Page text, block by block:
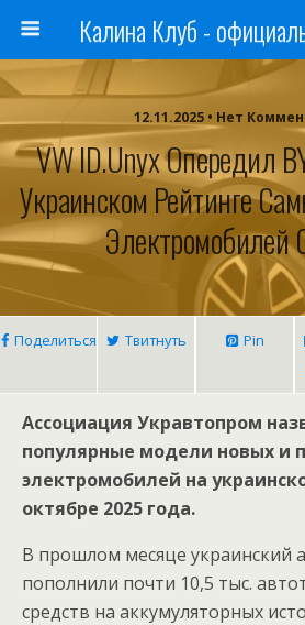
12.11.2025 • Нет
VW ID.Unyx Опередил
Украинском Рейтинге
Электромобилей
Поделиться Твитнуть Pin
Ассоциация Укравтопром
популярные модели новых и
электромобилей на
октябре 2025 года.
В прошлом месяце украинский
пополнили почти 10,5 тыс.
средств на аккумуляторных